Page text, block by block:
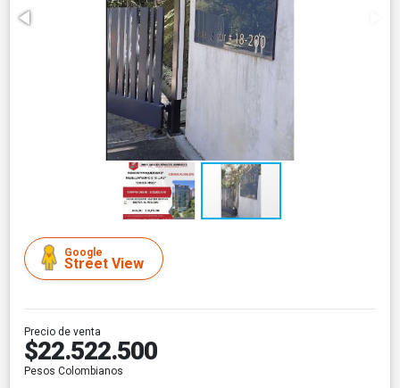
Google
Street View
Precio de venta
$22.522.500
Pesos Colombianos